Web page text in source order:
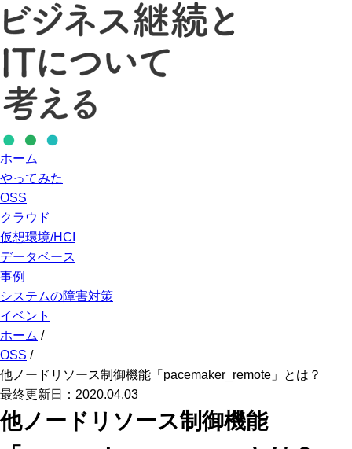
ホーム
やってみた
OSS
クラウド
仮想環境/HCI
データベース
事例
システムの障害対策
イベント
ホーム /
OSS /
他ノードリソース制御機能「pacemaker_remote」とは？
最終更新日：2020.04.03
他ノードリソース制御機能